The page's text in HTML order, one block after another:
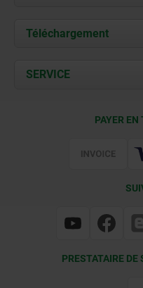
À propos de nous
Contact
Téléchargement
Documents
SERVICE
PAYER EN
PRESTATAIRE DE